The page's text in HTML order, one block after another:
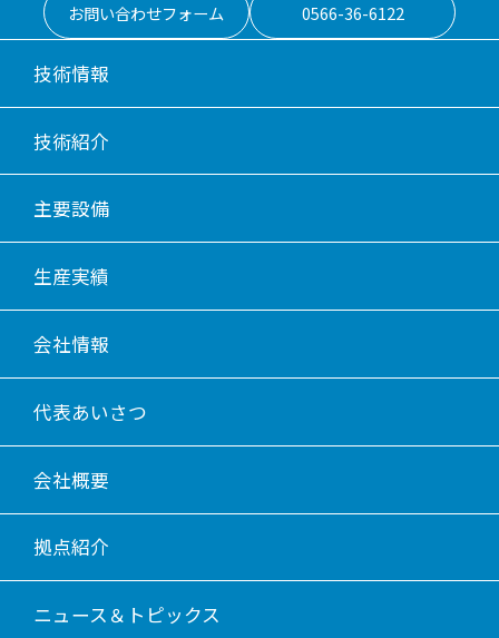
お問い合わせフォーム 0566-36-6122
技術情報
技術紹介
主要設備
生産実績
会社情報
代表あいさつ
会社概要
拠点紹介
ニュース＆トピックス